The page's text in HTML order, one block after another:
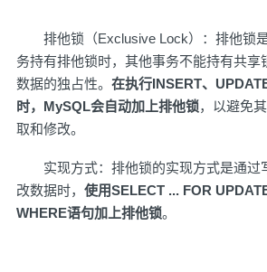
排他锁（Exclusive Lock）：排他锁
务持有排他锁时，其他事务不能持有共享
数据的独占性。 在执行INSERT、
时，MySQL会自动加上排他锁，以避免
取和修改。
实现方式：排他锁的实现方式是通过
改数据时， 使用SELECT ... FOR
WHERE语句加上排他锁。